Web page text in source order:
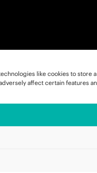
like cookies to
affect certain features